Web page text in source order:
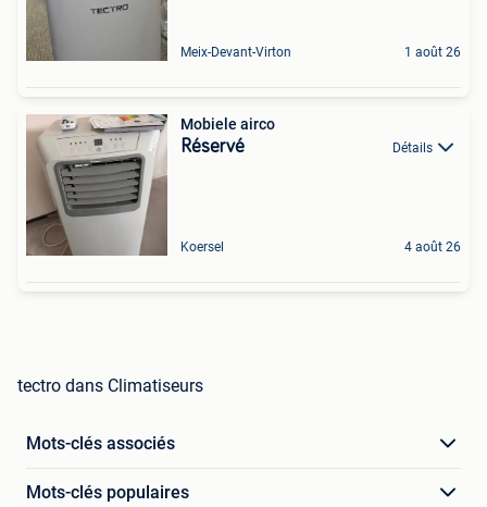
Meix-Devant-Virton 1 août 26
Mobiele airco
Réservé Détails
Koersel 4 août 26
tectro dans Climatiseurs
Mots-clés associés
Mots-clés populaires